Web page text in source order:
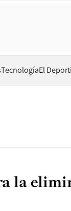
TecnologíaEl
la